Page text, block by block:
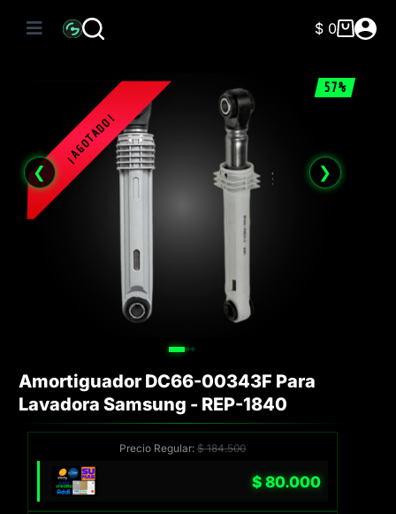
Carro
$0
57%
❮ ❯
Amortiguador DC66-00343F Para
Lavadora Samsung - REP-1840
Precio Regular:$184.500
$80.000